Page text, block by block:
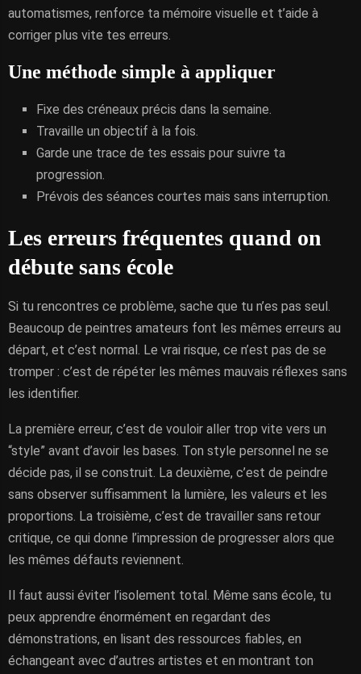
automatismes, renforce ta mémoire visuelle et t’aide à
corriger plus vite tes erreurs.
Une méthode simple à appliquer
Fixe des créneaux précis dans la semaine.
Travaille un objectif à la fois.
Garde une trace de tes essais pour suivre ta
progression.
Prévois des séances courtes mais sans interruption.
Les erreurs fréquentes quand on
débute sans école
Si tu rencontres ce problème, sache que tu n’es pas seul.
Beaucoup de peintres amateurs font les mêmes erreurs au
départ, et c’est normal. Le vrai risque, ce n’est pas de se
tromper : c’est de répéter les mêmes mauvais réflexes sans
les identifier.
La première erreur, c’est de vouloir aller trop vite vers un
“style” avant d’avoir les bases. Ton style personnel ne se
décide pas, il se construit. La deuxième, c’est de peindre
sans observer suffisamment la lumière, les valeurs et les
proportions. La troisième, c’est de travailler sans retour
critique, ce qui donne l’impression de progresser alors que
les mêmes défauts reviennent.
Il faut aussi éviter l’isolement total. Même sans école, tu
peux apprendre énormément en regardant des
démonstrations, en lisant des ressources fiables, en
échangeant avec d’autres artistes et en montrant ton